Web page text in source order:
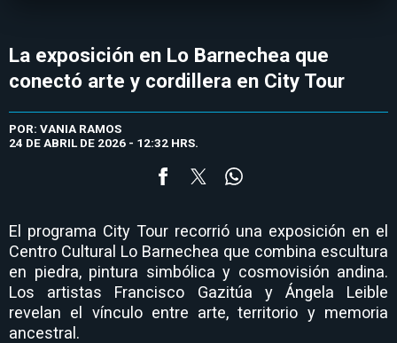
La exposición en Lo Barnechea que
conectó arte y cordillera en City Tour
POR: VANIA RAMOS
24 DE ABRIL DE 2026 - 12:32 HRS.
El programa City Tour recorrió una exposición en el
Centro Cultural Lo Barnechea que combina escultura
en piedra, pintura simbólica y cosmovisión andina.
Los artistas Francisco Gazitúa y Ángela Leible
revelan el vínculo entre arte, territorio y memoria
ancestral.